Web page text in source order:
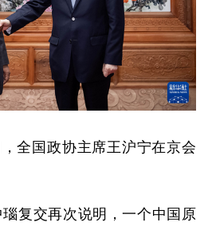
全国政协主席王沪宁在京会
复交再次说明，一个中国原